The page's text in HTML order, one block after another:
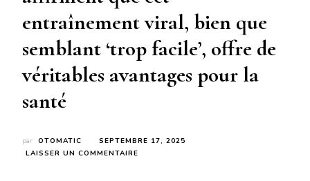
entraînement viral, bien que
semblant ‘trop facile’, offre de
véritables avantages pour la
santé
par OTOMATIC
SEPTEMBRE 17, 2025
LAISSER UN COMMENTAIRE